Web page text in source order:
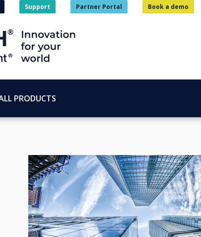
Support Partner Portal Book a demo
PRODUCTS